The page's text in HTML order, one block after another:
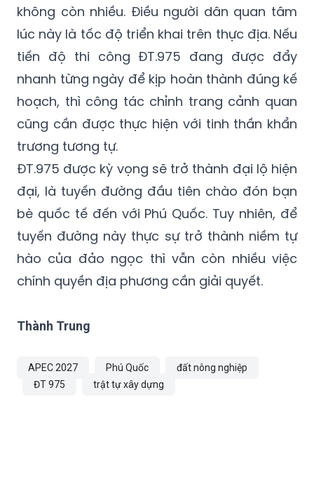
không còn nhiều. Điều người dân quan tâm
lúc này là tốc độ triển khai trên thực địa. Nếu
tiến độ thi công ĐT.975 đang được đẩy
nhanh từng ngày để kịp hoàn thành đúng kế
hoạch, thì công tác chỉnh trang cảnh quan
cũng cần được thực hiện với tinh thần khẩn
trương tương tự.
ĐT.975 được kỳ vọng sẽ trở thành đại lộ hiện
đại, là tuyến đường đầu tiên chào đón bạn
bè quốc tế đến với Phú Quốc. Tuy nhiên, để
tuyến đường này thực sự trở thành niềm tự
hào của đảo ngọc thì vẫn còn nhiều việc
chính quyền địa phương cần giải quyết.
Thành Trung
APEC 2027 Phú Quốc
đất nông nghiệp
ĐT 975
trật tự xây dựng